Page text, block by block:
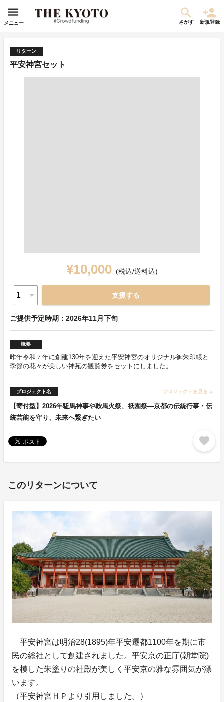
メニュー さがす 新規登録
リターン
平安神宮セット
¥10,000 (税込/送料込)
支援する
ご提供予定時期：2026年11月下旬
概要
昨年令和７年に創建130年を迎えた平安神宮のオリジナル御朱印帳と
季節の花々が美しい神苑の観覧券をセットにしました。
プロジェクト名 プロジェクトを見る arrow_forward
【寄付型】2026年駈馬神事や鞍馬火祭、祇園祭―京都の伝統行事・伝
統芸能を守り、未来へ繋ぎたい
favorite
このリターンについて
平安神宮は明治28(1895)年平安遷都1100年を期に市
民の総社として創建されました。平安京の正庁(朝堂院)
を模した朱塗りの社殿が美しく平安京の雅な雰囲気が漂
います。
（平安神宮ＨＰより引用しました。）